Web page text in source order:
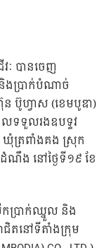
ៈ បានចេញ
ងប្រាក់បំណាច់
ប៊ូហ្វាស (ខេមបូឌា)
ែលទទួលរងឧបទ្ទវ
ឃុំត្រពាំងគង ស្រុក
ណឹង នៅថ្ងៃទី១៩ ខែ
ប្រាក់ឈ្នួល និង
តនៅទីតាំងក្រុម